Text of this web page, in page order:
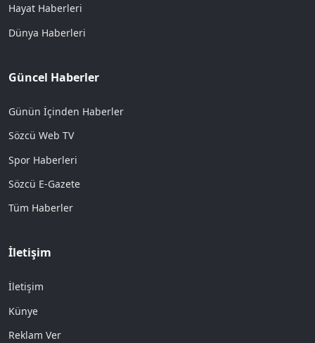
Hayat Haberleri
Dünya Haberleri
Güncel Haberler
Günün İçinden Haberler
Sözcü Web TV
Spor Haberleri
Sözcü E-Gazete
Tüm Haberler
İletişim
İletişim
Künye
Reklam Ver